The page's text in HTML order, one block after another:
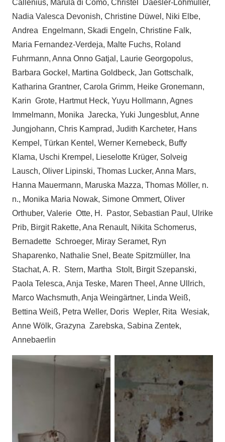
Callenius, Marula di Como, Christel Daesler-Lohmüller,
Nadia Valesca Devonish, Christine Düwel, Niki Elbe,
Andrea Engelmann, Skadi Engeln, Christine Falk,
Maria Fernandez-Verdeja, Malte Fuchs, Roland
Fuhrmann, Anna Onno Gatjal, Laurie Georgopolus,
Barbara Gockel, Martina Goldbeck, Jan Gottschalk,
Katharina Grantner, Carola Grimm, Heike Gronemann,
Karin Grote, Hartmut Heck, Yuyu Hollmann, Agnes
Immelmann, Monika Jarecka, Yuki Jungesblut, Anne
Jungjohann, Chris Kamprad, Judith Karcheter, Hans
Kempel, Türkan Kentel, Werner Kernebeck, Buffy
Klama, Uschi Krempel, Lieselotte Krüger, Solveig
Lausch, Oliver Lipinski, Thomas Lucker, Anna Mars,
Hanna Mauermann, Maruska Mazza, Thomas Möller, n.
n., Monika Maria Nowak, Simone Ommert, Oliver
Orthuber, Valerie Otte, H. Pastor, Sebastian Paul, Ulrike
Prib, Birgit Rakette, Ana Renault, Nikita Schomerus,
Bernadette Schroeger, Miray Seramet, Ryn
Shaparenko, Nathalie Snel, Beate Spitzmüller, Ina
Stachat, A. R. Stern, Martha Stolt, Birgit Szepanski,
Paola Telesca, Anja Teske, Maren Theel, Anne Ullrich,
Marco Wachsmuth, Anja Weingärtner, Linda Weiß,
Bettina Weiß, Petra Weller, Doris Wepler, Rita Wesiak,
Anne Wölk, Grazyna Zarebska, Sabina Zentek,
Annebaerlin